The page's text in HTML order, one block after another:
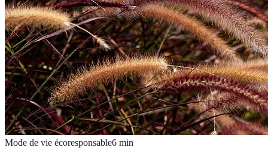
Mode de vie écoresponsable6 min